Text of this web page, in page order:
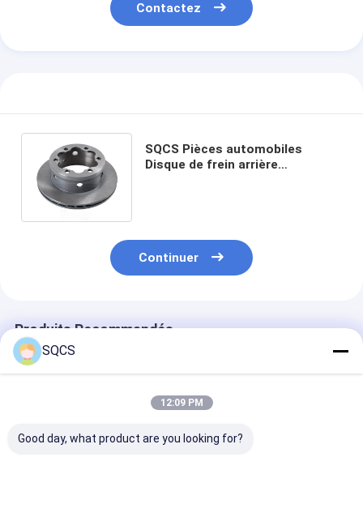
Contactez
SQCS Pièces automobiles
Disque de frein arrière
Continuer
Produits Recommandés
SQCS
12:09 PM
Good day, what product are you looking for?